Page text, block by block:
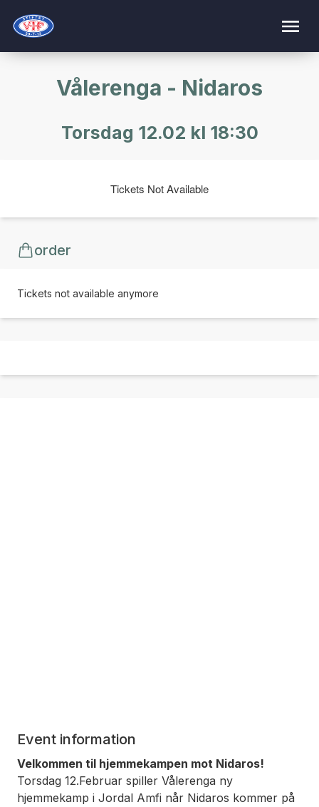
Vålerenga - Nidaros
Torsdag 12.02 kl 18:30
Tickets Not Available
order
Tickets not available anymore
Event information
Velkommen til hjemmekampen mot Nidaros!
Torsdag 12.Februar spiller Vålerenga ny
hjemmekamp i Jordal Amfi når Nidaros kommer på